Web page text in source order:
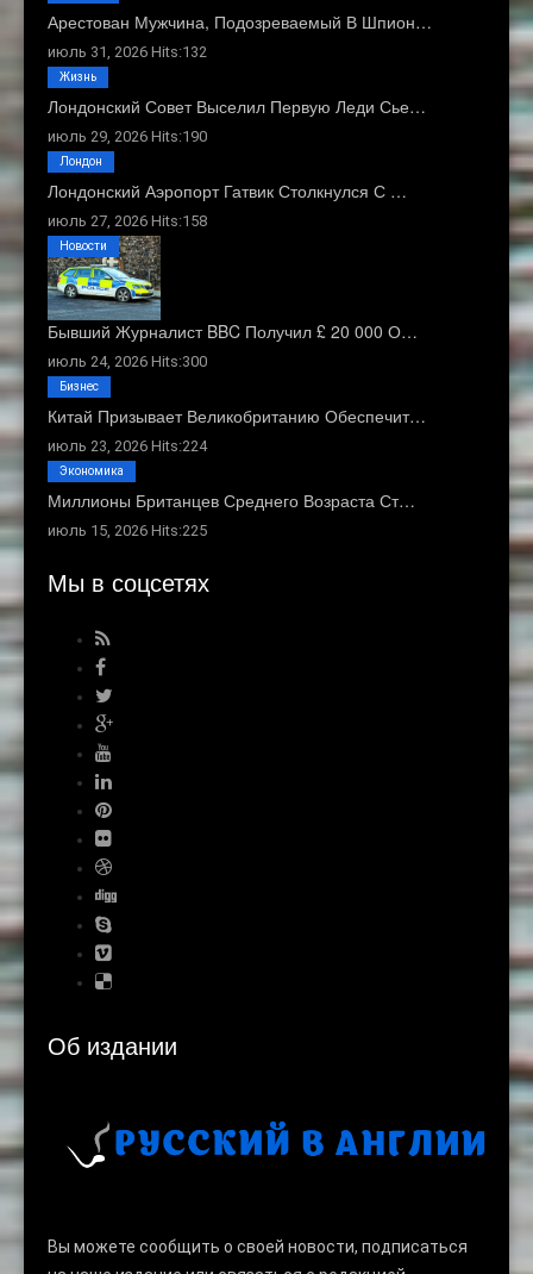
Арестован Мужчина, Подозреваемый В Шпион…
июль 31, 2026 Hits:132
Лондонский Совет Выселил Первую Леди Сье…
июль 29, 2026 Hits:190
Жизнь
Лондонский Аэропорт Гатвик Столкнулся С …
июль 27, 2026 Hits:158
Лондон
Бывший Журналист BBC Получил £ 20 000 О…
июль 24, 2026 Hits:300
Новости
Китай Призывает Великобританию Обеспечит…
июль 23, 2026 Hits:224
Бизнес
Миллионы Британцев Среднего Возраста Ст…
июль 15, 2026 Hits:225
Экономика
Мы в соцсетях
Об издании
Вы можете сообщить о своей новости, подписаться